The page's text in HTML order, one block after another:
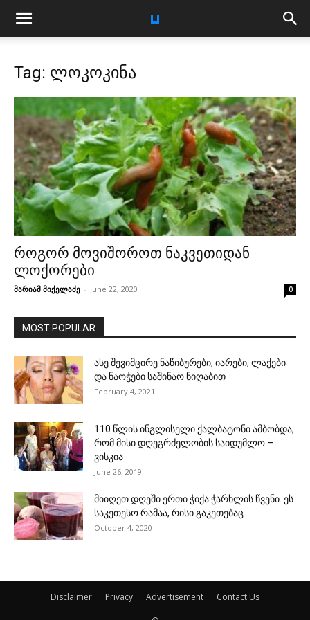
Tag: ლოკოკინა
როგორ მოვიშოროთ ნაკვეთიდან
ლოქორები
მარიამ მიქელაძე - June 22, 2020 0
MOST POPULAR
ასე შევიმცირე ნაწიბურები, იარები, ლაქები
და ნაოჭები საშინაო ნიღაბით
February 4, 2021
110 წლის ინგლისელი ქალბატონი ამბობდა,
რომ მისი დღეგრძელობის საიდუმლო –
ვისკია
June 26, 2019
მიიღეთ დღეში ერთი ჭიქა ჭარხლის წვენი. ეს
საკეთესო რამაა, რისი გაკეთებაც...
October 4, 2020
Disclaimer Privacy Advertisement Contact Us